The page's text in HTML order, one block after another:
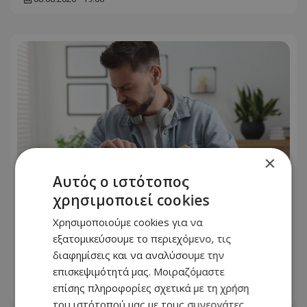
«Βγήκα χάλια!»: Γιατί δεν μας
αρέσουμε στις φωτογραφίες, ενώ οι
άλλοι μάς βλέπουν όμορφους
08.08.2026 - 17:44
×
Αυτός ο ιστότοπος
χρησιμοποιεί cookies
Χρησιμοποιούμε cookies για να
εξατομικεύσουμε το περιεχόμενο, τις
διαφημίσεις και να αναλύσουμε την
επισκεψιμότητά μας. Μοιραζόμαστε
επίσης πληροφορίες σχετικά με τη χρήση
του ιστότοπού μας με τους συνεργάτες